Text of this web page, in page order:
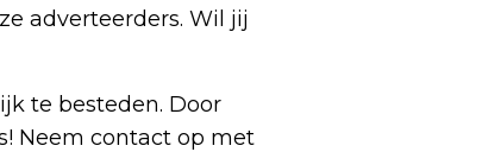
adverteerders. Wil jij
te besteden. Door
Neem contact op met